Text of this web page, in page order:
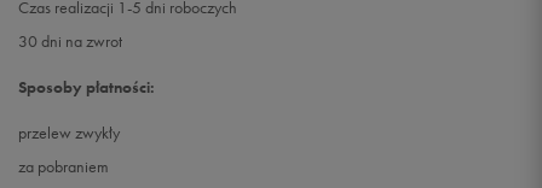
Czas realizacji 1-5 dni roboczych
30 dni na zwrot
Sposoby płatności:
przelew zwykły
za pobraniem